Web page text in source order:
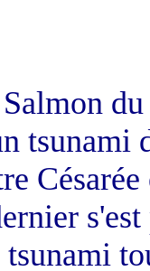
tsunami